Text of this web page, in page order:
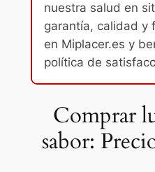
nuestra salud en
garantía, calidad y
en Miplacer.es y
política de
Comprar
sabor: